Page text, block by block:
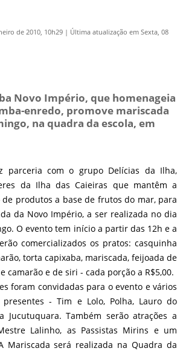
de 2010, 10h29 | Última atualização em Sexta, 08
Novo Império, que homenageia
enredo, promove mariscada
na quadra da escola, em
parceria com o grupo Delícias da Ilha,
da Ilha das Caieiras que mantêm a
produtos a base de frutos do mar, para
da Novo Império, a ser realizada no dia
O evento tem início a partir das 12h e a
comercializados os pratos: casquinha
torta capixaba, mariscada, feijoada de
camarão e de siri - cada porção a R$5,00.
foram convidadas para o evento e vários
presentes - Tim e Lolo, Polha, Lauro do
Jucutuquara. Também serão atrações a
Lalinho, as Passistas Mirins e um
Mariscada será realizada na Quadra da